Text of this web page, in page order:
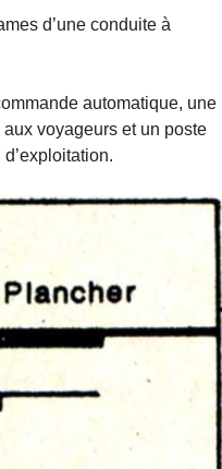
d’une conduite à
automatique, une
voyageurs et un poste